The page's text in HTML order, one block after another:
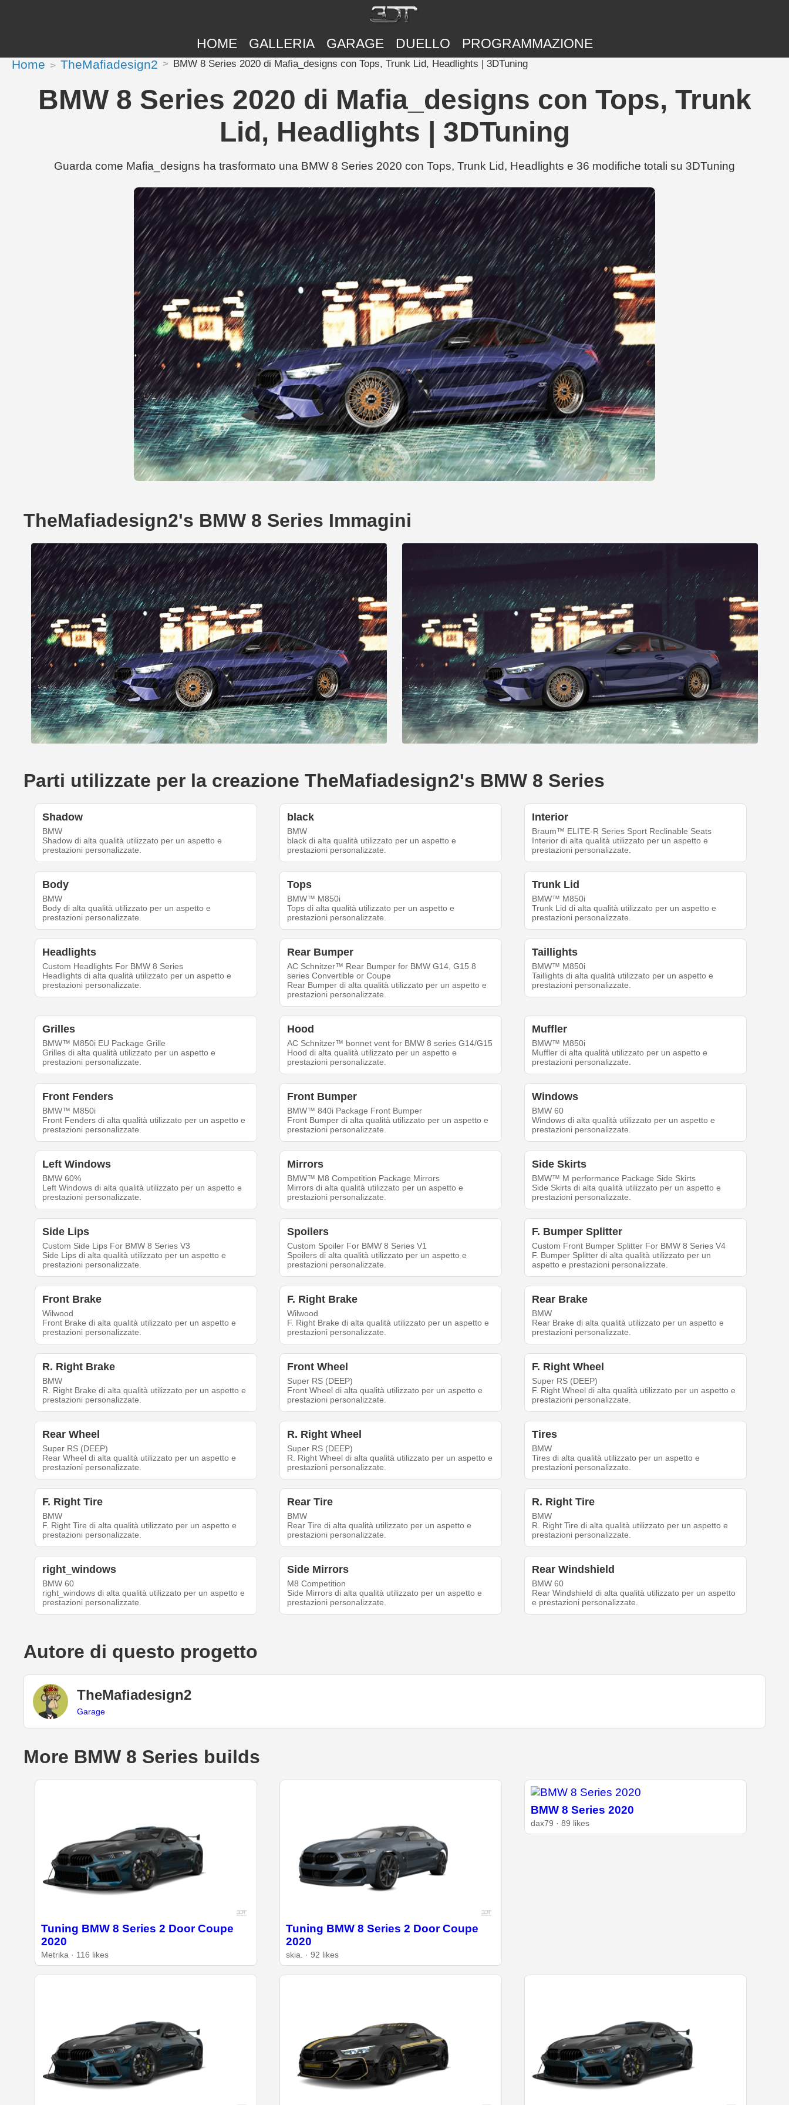
HOME GALLERIA GARAGE DUELLO PROGRAMMAZIONE
Home TheMafiadesign2 BMW 8 Series 2020 di Mafia_designs con Tops, Trunk Lid, Headlights | 3DTuning
BMW 8 Series 2020 di Mafia_designs con Tops, Trunk
Lid, Headlights | 3DTuning
Guarda come Mafia_designs ha trasformato una BMW 8 Series 2020 con Tops, Trunk Lid, Headlights e 36 modifiche totali su 3DTuning
TheMafiadesign2's BMW 8 Series Immagini
Parti utilizzate per la creazione TheMafiadesign2's BMW 8 Series
Shadow
BMW
Shadow di alta qualità utilizzato per un aspetto e
prestazioni personalizzate.
black
BMW
black di alta qualità utilizzato per un aspetto e
prestazioni personalizzate.
Interior
Braum™ ELITE-R Series Sport Reclinable Seats
Interior di alta qualità utilizzato per un aspetto e
prestazioni personalizzate.
Body
BMW
Body di alta qualità utilizzato per un aspetto e
prestazioni personalizzate.
Tops
BMW™ M850i
Tops di alta qualità utilizzato per un aspetto e
prestazioni personalizzate.
Trunk Lid
BMW™ M850i
Trunk Lid di alta qualità utilizzato per un aspetto e
prestazioni personalizzate.
Headlights
Custom Headlights For BMW 8 Series
Headlights di alta qualità utilizzato per un aspetto e
prestazioni personalizzate.
Rear Bumper
AC Schnitzer™ Rear Bumper for BMW G14, G15 8
series Convertible or Coupe
Rear Bumper di alta qualità utilizzato per un aspetto e
prestazioni personalizzate.
Taillights
BMW™ M850i
Taillights di alta qualità utilizzato per un aspetto e
prestazioni personalizzate.
Grilles
BMW™ M850i EU Package Grille
Grilles di alta qualità utilizzato per un aspetto e
prestazioni personalizzate.
Hood
AC Schnitzer™ bonnet vent for BMW 8 series G14/G15
Hood di alta qualità utilizzato per un aspetto e
prestazioni personalizzate.
Muffler
BMW™ M850i
Muffler di alta qualità utilizzato per un aspetto e
prestazioni personalizzate.
Front Fenders
BMW™ M850i
Front Fenders di alta qualità utilizzato per un aspetto e
prestazioni personalizzate.
Front Bumper
BMW™ 840i Package Front Bumper
Front Bumper di alta qualità utilizzato per un aspetto e
prestazioni personalizzate.
Windows
BMW 60
Windows di alta qualità utilizzato per un aspetto e
prestazioni personalizzate.
Left Windows
BMW 60%
Left Windows di alta qualità utilizzato per un aspetto e
prestazioni personalizzate.
Mirrors
BMW™ M8 Competition Package Mirrors
Mirrors di alta qualità utilizzato per un aspetto e
prestazioni personalizzate.
Side Skirts
BMW™ M performance Package Side Skirts
Side Skirts di alta qualità utilizzato per un aspetto e
prestazioni personalizzate.
Side Lips
Custom Side Lips For BMW 8 Series V3
Side Lips di alta qualità utilizzato per un aspetto e
prestazioni personalizzate.
Spoilers
Custom Spoiler For BMW 8 Series V1
Spoilers di alta qualità utilizzato per un aspetto e
prestazioni personalizzate.
F. Bumper Splitter
Custom Front Bumper Splitter For BMW 8 Series V4
F. Bumper Splitter di alta qualità utilizzato per un
aspetto e prestazioni personalizzate.
Front Brake
Wilwood
Front Brake di alta qualità utilizzato per un aspetto e
prestazioni personalizzate.
F. Right Brake
Wilwood
F. Right Brake di alta qualità utilizzato per un aspetto e
prestazioni personalizzate.
Rear Brake
BMW
Rear Brake di alta qualità utilizzato per un aspetto e
prestazioni personalizzate.
R. Right Brake
BMW
R. Right Brake di alta qualità utilizzato per un aspetto e
prestazioni personalizzate.
Front Wheel
Super RS (DEEP)
Front Wheel di alta qualità utilizzato per un aspetto e
prestazioni personalizzate.
F. Right Wheel
Super RS (DEEP)
F. Right Wheel di alta qualità utilizzato per un aspetto e
prestazioni personalizzate.
Rear Wheel
Super RS (DEEP)
Rear Wheel di alta qualità utilizzato per un aspetto e
prestazioni personalizzate.
R. Right Wheel
Super RS (DEEP)
R. Right Wheel di alta qualità utilizzato per un aspetto e
prestazioni personalizzate.
Tires
BMW
Tires di alta qualità utilizzato per un aspetto e
prestazioni personalizzate.
F. Right Tire
BMW
F. Right Tire di alta qualità utilizzato per un aspetto e
prestazioni personalizzate.
Rear Tire
BMW
Rear Tire di alta qualità utilizzato per un aspetto e
prestazioni personalizzate.
R. Right Tire
BMW
R. Right Tire di alta qualità utilizzato per un aspetto e
prestazioni personalizzate.
right_windows
BMW 60
right_windows di alta qualità utilizzato per un aspetto e
prestazioni personalizzate.
Side Mirrors
M8 Competition
Side Mirrors di alta qualità utilizzato per un aspetto e
prestazioni personalizzate.
Rear Windshield
BMW 60
Rear Windshield di alta qualità utilizzato per un aspetto
e prestazioni personalizzate.
Autore di questo progetto
TheMafiadesign2
Garage
More BMW 8 Series builds
Tuning BMW 8 Series 2 Door Coupe
2020
Metrika · 116 likes
Tuning BMW 8 Series 2 Door Coupe
2020
skia. · 92 likes
BMW 8 Series 2020
dax79 · 89 likes